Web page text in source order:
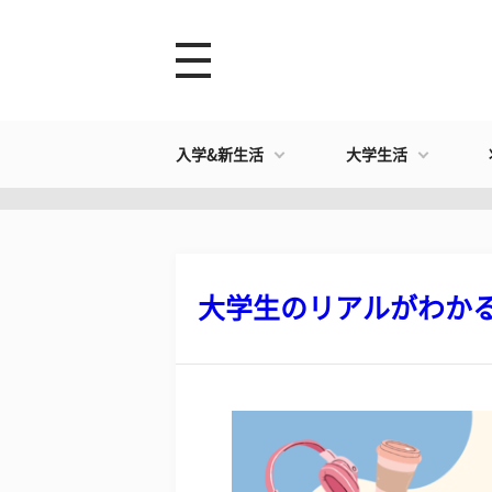
入学&新生活 大学生活
大学生のリアルがわか